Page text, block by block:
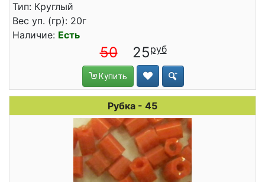
Тип: Круглый
Вес уп. (гр): 20г
Наличие: Есть
50 25
Купить
Рубка - 45